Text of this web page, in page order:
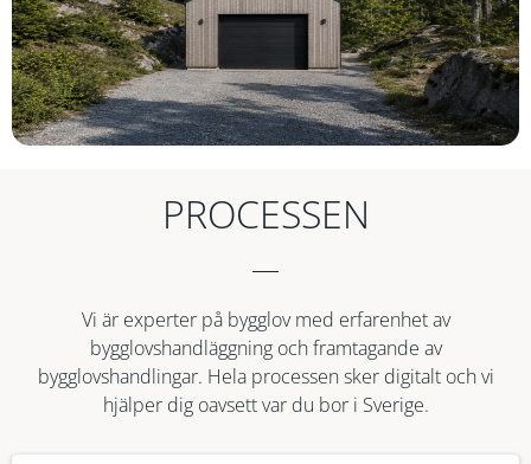
PROCESSEN
Vi är experter på bygglov med erfarenhet av
bygglovshandläggning och framtagande av
bygglovshandlingar. Hela processen sker digitalt och vi
hjälper dig oavsett var du bor i Sverige.